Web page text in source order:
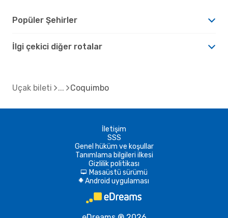
Popüler Şehirler
İlgi çekici diğer rotalar
Uçak bileti Coquimbo
İletişim
SSS
Genel hüküm ve koşullar
Tanımlama bilgileri ilkesi
Gizlilik politikası
d Masaüstü sürümü
A Android uygulaması